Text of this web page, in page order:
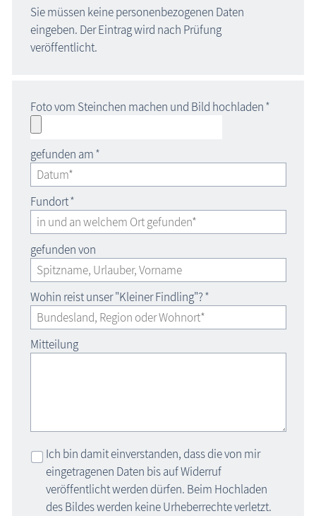
Sie müssen keine personenbezogenen Daten
eingeben. Der Eintrag wird nach Prüfung
veröffentlicht.
Foto vom Steinchen machen und Bild hochladen*
gefunden am*
Fundort*
gefunden von
Wohin reist unser "Kleiner Findling"?*
Mitteilung
Ich bin damit einverstanden, dass die von mir
eingetragenen Daten bis auf Widerruf
veröffentlicht werden dürfen. Beim Hochladen
des Bildes werden keine Urheberrechte verletzt.